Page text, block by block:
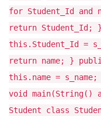
for Student_Id
return
this.Student_Id =
return name; }
this.name =
void main(String()
Student class